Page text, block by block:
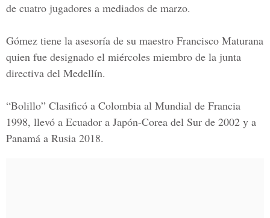
de cuatro jugadores a mediados de marzo.
Gómez tiene la asesoría de su maestro Francisco Maturana
quien fue designado el miércoles miembro de la junta
directiva del Medellín.
“Bolillo” Clasificó a Colombia al Mundial de Francia
1998, llevó a Ecuador a Japón-Corea del Sur de 2002 y a
Panamá a Rusia 2018.